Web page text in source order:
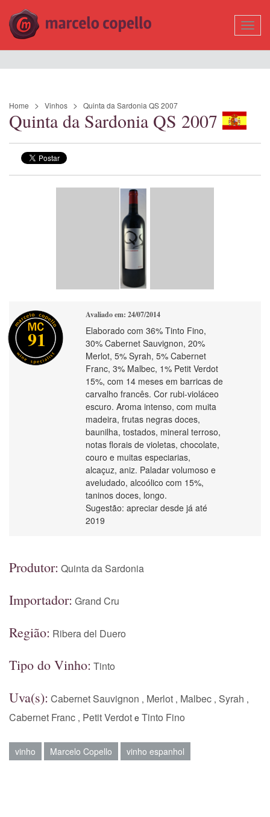
Home Vinhos Quinta da Sardonia QS 2007
Quinta da Sardonia QS 2007
91
Avaliado em: 24/07/2014
Elaborado com 36% Tinto Fino,
30% Cabernet Sauvignon, 20%
Merlot, 5% Syrah, 5% Cabernet
Franc, 3% Malbec, 1% Petit Verdot
15%, com 14 meses em barricas de
carvalho francês. Cor rubi-violáceo
escuro. Aroma intenso, com muita
madeira, frutas negras doces,
baunilha, tostados, mineral terroso,
notas florais de violetas, chocolate,
couro e muitas especiarias,
alcaçuz, aniz. Paladar volumoso e
aveludado, alcoólico com 15%,
taninos doces, longo.
Sugestão: apreciar desde já até
2019
Produtor: Quinta da Sardonia
Importador: Grand Cru
Região: Ribera del Duero
Tipo do Vinho: Tinto
Uva(s): Cabernet Sauvignon , Merlot , Malbec , Syrah ,
Cabernet Franc , Petit Verdot e Tinto Fino
vinho Marcelo Copello vinho espanhol